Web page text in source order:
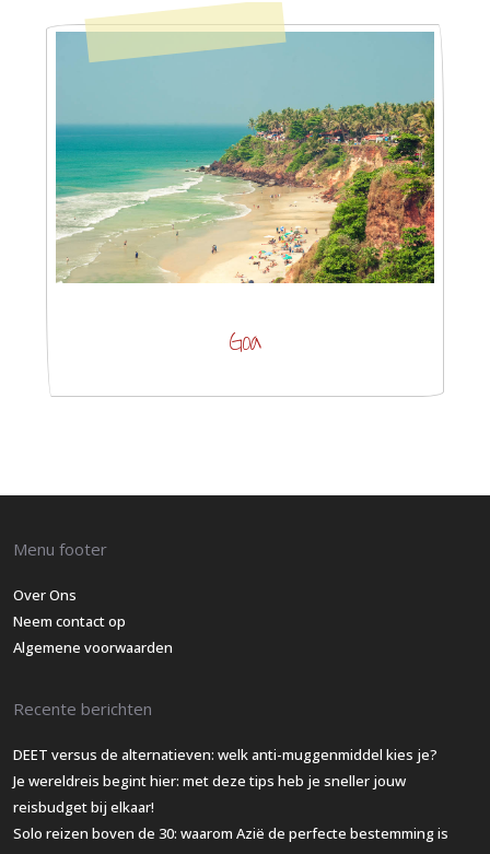
Goa
Menu footer
Over Ons
Neem contact op
Algemene voorwaarden
Recente berichten
DEET versus de alternatieven: welk anti-muggenmiddel kies je?
Je wereldreis begint hier: met deze tips heb je sneller jouw
reisbudget bij elkaar!
Solo reizen boven de 30: waarom Azië de perfecte bestemming is